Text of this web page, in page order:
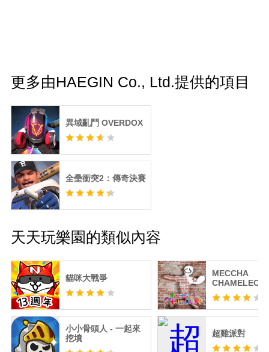
更多由HAEGIN Co., Ltd.提供的項目
異域亂鬥 OVERDOX
全壘衝突2：傳奇決賽
天天玩樂園的類似內容
貓咪大戰爭
MECCHA
CHAMELEON
小小骨頭人 - 一起來
挖墳
超雞派對